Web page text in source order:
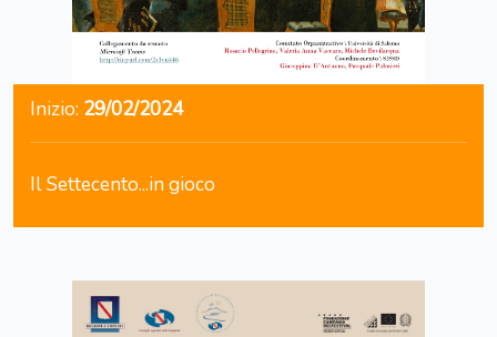
Inizio: 29/02/2024
Il Settecento...in gioco